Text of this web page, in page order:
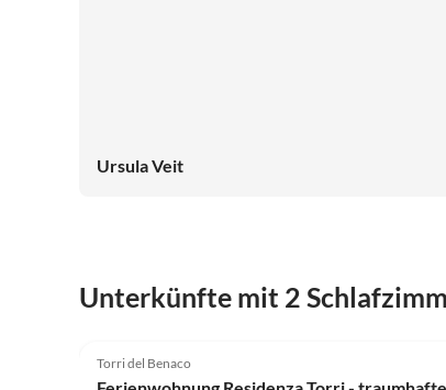
Ursula Veit
Unterkünfte mit 2
Torri del Benaco